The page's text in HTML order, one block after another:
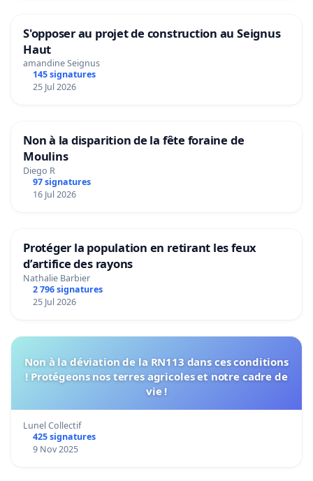
S'opposer au projet de construction au Seignus
Haut
amandine Seignus
145 signatures
25 Jul 2026
Non à la disparition de la fête foraine de
Moulins
Diego R
97 signatures
16 Jul 2026
Protéger la population en retirant les feux
d’artifice des rayons
Nathalie Barbier
2 796 signatures
25 Jul 2026
Non à la déviation de la RN113 dans ces conditions
! Protégeons nos terres agricoles et notre cadre de
vie !
Lunel Collectif
425 signatures
9 Nov 2025